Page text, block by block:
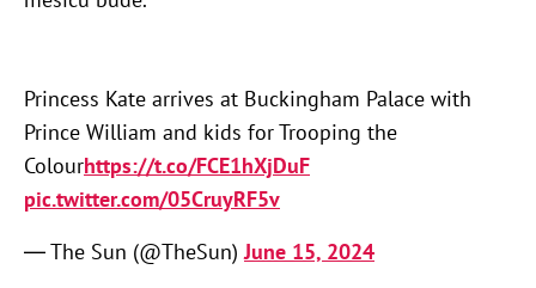
Princess Kate arrives at Buckingham Palace with
Prince William and kids for Trooping the
Colourhttps://t.co/FCE1hXjDuF
pic.twitter.com/05CruyRF5v
— The Sun (@TheSun)June 15, 2024